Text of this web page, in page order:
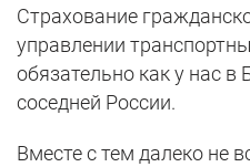
Страхование
управлении
обязательно как у нас в
соседней России.
Вместе с тем далеко не